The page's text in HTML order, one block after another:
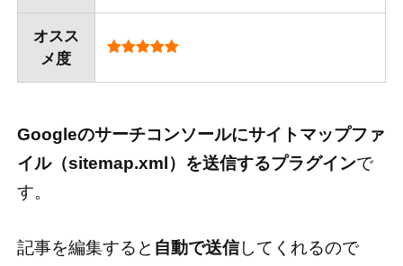
オスス
メ度
Googleのサーチコンソールにサイトマップファ
イル（sitemap.xml）を送信するプラグインで
す。
記事を編集すると 自動で送信してくれるので